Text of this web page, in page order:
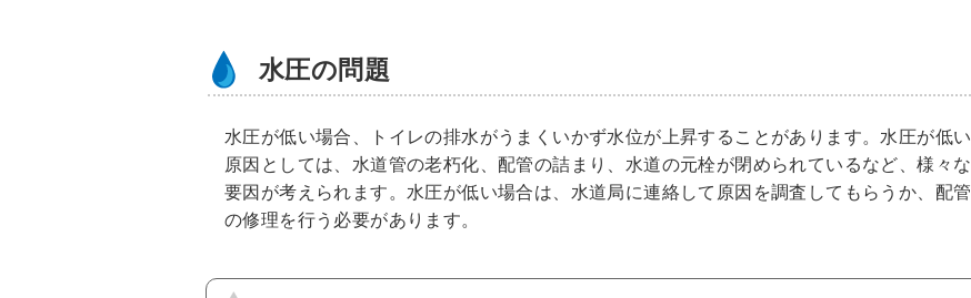
水圧の問題
水圧が低い場合、トイレの排水がうまくいかず水位が上昇することがあります。水圧が低い
原因としては、水道管の老朽化、配管の詰まり、水道の元栓が閉められているなど、様々な
要因が考えられます。水圧が低い場合は、水道局に連絡して原因を調査してもらうか、配管
の修理を行う必要があります。